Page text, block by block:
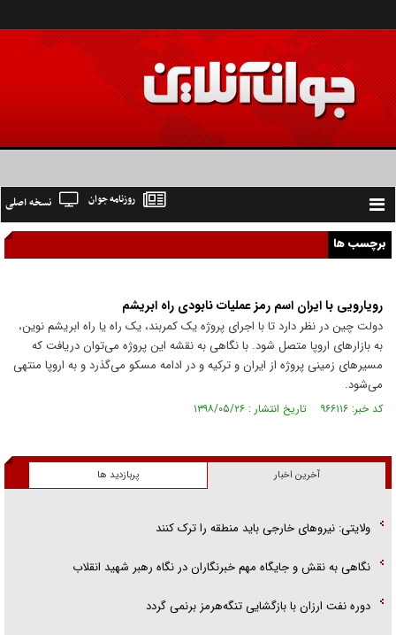
Toggle
navigation
نسخه اصلی روزنامه جوان
برچسب ها
رویارویی با ایران اسم رمز عملیات نابودی راه ابریشم
دولت چین در نظر دارد تا با اجرای پروژه یک کمربند، یک راه یا راه ابریشم نوین،
به بازار‌های اروپا متصل شود. با نگاهی به نقشه این پروژه می‌توان دریافت که
مسیر‌های زمینی پروژه از ایران و ترکیه و در ادامه مسکو می‌گذرد و به اروپا منتهی
می‌شود.
کد خبر: ۹۶۶۱۱۶ تاریخ انتشار : ۱۳۹۸/۰۵/۲۶
آخرین اخبار پربازدید ها
ولایتی: نیرو‌های خارجی باید منطقه را ترک کنند
نگاهی به نقش و جایگاه مهم خبرنگاران در نگاه رهبر شهید انقلاب
دوره نفت ارزان با بازگشایی تنگه‌هرمز برنمی گردد